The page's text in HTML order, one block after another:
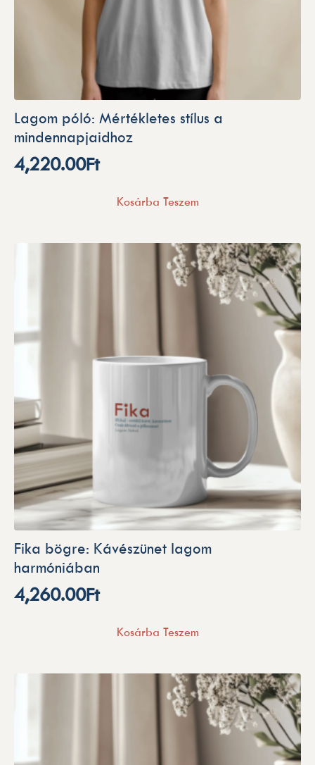
Lagom póló: Mértékletes stílus a
mindennapjaidhoz
4,220.00Ft
Kosárba Teszem
Fika bögre: Kávészünet lagom
harmóniában
4,260.00Ft
Kosárba Teszem